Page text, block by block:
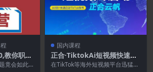
教你职场
英一路
竟会如此
国内课程
正合·TiktokAi短视频快速冷
启动
在TikTok等海外短视频平台迅猛发